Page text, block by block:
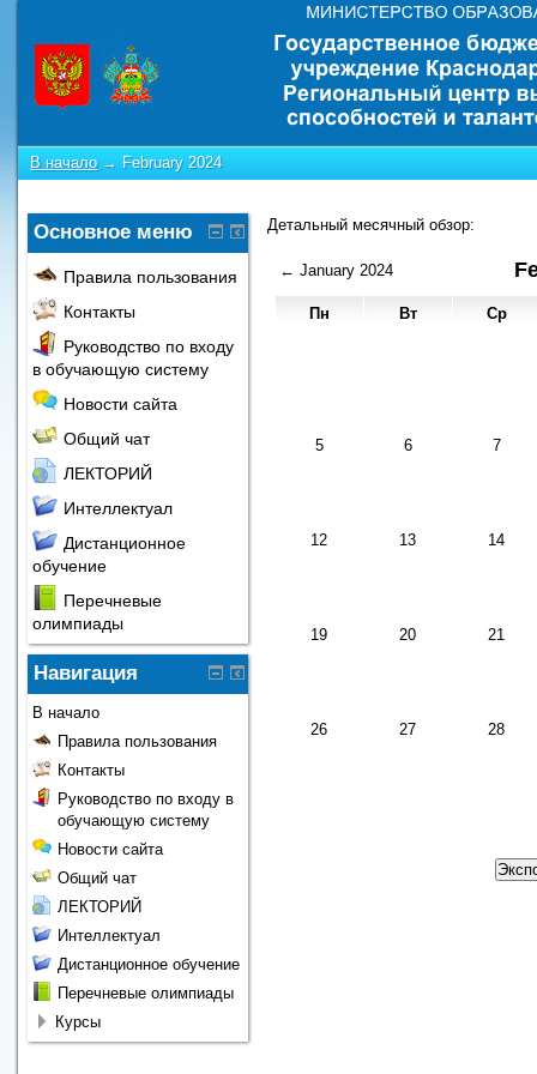
В начало → February 2024
Детальный месячный обзор:
← January 2024
Пн Вт Ср
5 6 7
12 13 14
19 20 21
26 27 28
Основное меню
Правила пользования
Контакты
Руководство по входу
в обучающую систему
Новости сайта
Общий чат
ЛЕКТОРИЙ
Интеллектуал
Дистанционное
обучение
Перечневые
олимпиады
Навигация
В начало
Правила пользования
Контакты
Руководство по входу в
обучающую систему
Новости сайта
Общий чат
ЛЕКТОРИЙ
Интеллектуал
Дистанционное обучение
Перечневые олимпиады
Курсы